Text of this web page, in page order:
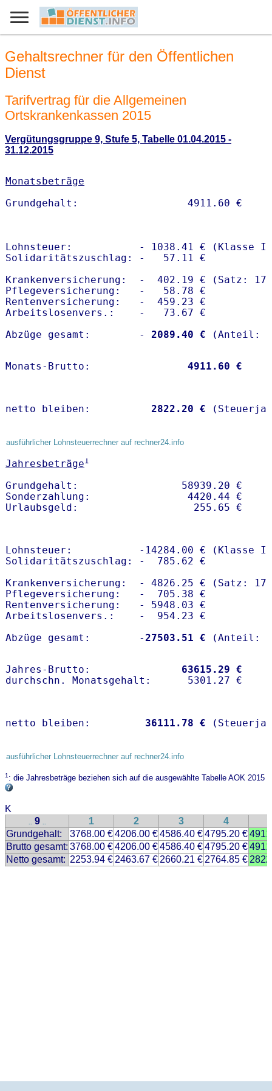
Gehaltsrechner für den Öffentlichen
Dienst
Tarifvertrag für die Allgemeinen
Ortskrankenkassen 2015
Vergütungsgruppe 9, Stufe 5, Tabelle 01.04.2015 -
31.12.2015
Monatsbeträge
Lohnsteuer:           - 1038.41 € (Klasse I)
Solidaritätszuschlag: -   57.11 €
Krankenversicherung:  -  402.19 € (Satz:
Pflegeversicherung:   -   58.78 €
Rentenversicherung:   -  459.23 €
Arbeitslosenvers.:    -   73.67 €
Abzüge gesamt:        -
2089.40 €
Monats-Brutto: 4911.60 €
netto bleiben: 2822.20 €
ausführlicher Lohnsteuerrechner auf rechner24.info
Jahresbeträge1
Grundgehalt:                 58939.20 €
Sonderzahlung:                4420.44 €
Lohnsteuer:           -14284.00 € (Klasse I)
Solidaritätszuschlag: -  785.62 €
Krankenversicherung:  - 4826.25 € (Satz:
Pflegeversicherung:   -  705.38 €
Rentenversicherung:   - 5948.03 €
Arbeitslosenvers.:    -  954.23 €
Abzüge gesamt:        -27503.51 €
Jahres-Brutto: 63615.29 €
netto bleiben: 36111.78 €
ausführlicher Lohnsteuerrechner auf rechner24.info
1: die Jahresbeträge beziehen sich auf die ausgewählte Tabelle AOK 2015
K
.. 9 .. 1 2 3 4
Grundgehalt:
3768.00 €4206.00 €4586.40 €4795.20 €
Brutto gesamt: 3768.00 €4206.00 €4586.40 €4795.20 €
Netto gesamt: 2253.94 € 2463.67 € 2660.21 € 2764.85 €